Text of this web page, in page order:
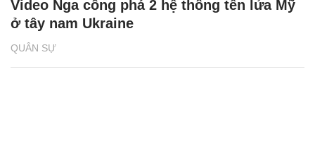
QUÂN SỰ
Video Nga công phá 2 hệ thống tên lửa Mỹ
ở tây nam Ukraine